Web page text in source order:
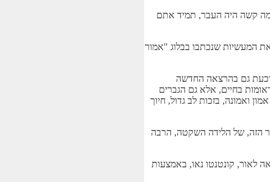
כמה קשה היה העבר, תמיד אתם
המעשיות שנכתבו בבלוג "אמור
וכעת גם בהרצאה החדשה
בחיים, אלא גם הגברים
ואמונה, בזכות לב גדול, חיוך
הזה, של הלידה השקטה, הרבה
, מוזמנים לפנות ישירות אל נורית באמצעות הטלפון הנייד: 054-4511812 או ישירות להוצאה לאור, קונטנטו נאו, באמצעות